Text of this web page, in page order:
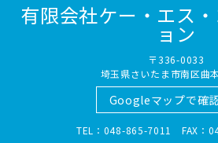
有限会社ケー・エス
ョン
〒336-0033
埼玉県さいたま市南区曲
Googleマップで確
TEL：048-865-7011 FAX：